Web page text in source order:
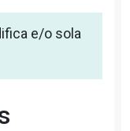
e/o sola